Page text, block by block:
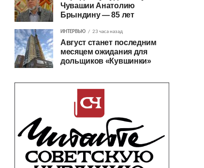
Чувашии Анатолию
Брындину — 85 лет
ИНТЕРВЬЮ 23 часа назад
Август станет последним
месяцем ожидания для
дольщиков «Кувшинки»